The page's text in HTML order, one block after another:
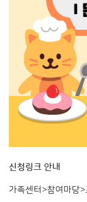
신청링크 안내
가족센터>참여마당